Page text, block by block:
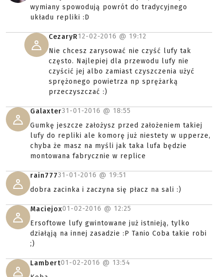
wymiany spowodują powrót do tradycyjnego
układu repliki :D
CezaryR12-02-2016 @ 19:12
Nie chcesz zarysować nie czyść lufy tak
często. Najlepiej dla przewodu lufy nie
czyścić jej albo zamiast czyszczenia użyć
sprężonego powietrza np sprężarką
przeczyszczać :)
Galaxter31-01-2016 @ 18:55
Gumkę jeszcze założysz przed założeniem takiej
lufy do repliki ale komorę już niestety w upperze,
chyba że masz na myśli jak taka lufa będzie
montowana fabrycznie w replice
rain77731-01-2016 @ 19:51
dobra zacinka i zaczyna się płacz na sali :)
Maciejox01-02-2016 @ 12:25
Ersoftowe lufy gwintowane już istnieją, tylko
działąją na innej zasadzie :P Tanio Coba takie robi
;)
Lambert01-02-2016 @ 13:54